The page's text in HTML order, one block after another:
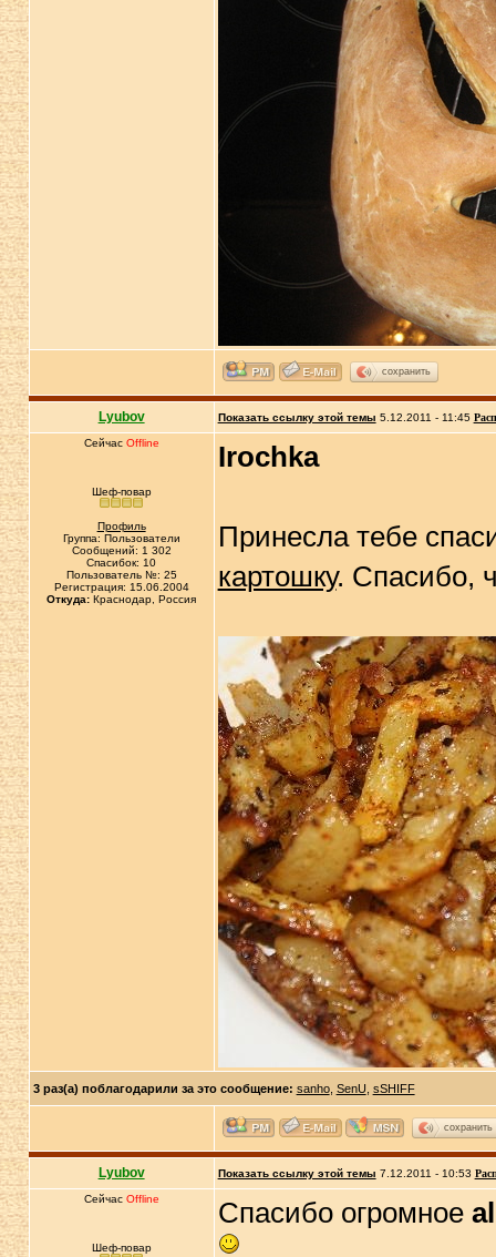
сохранить
Lyubov Показать ссылку этой темы 5.12.2011 - 11:45
Сейчас Offline
Шеф-повар
Профиль
Группа: Пользователи
Сообщений: 1 302
Спасибок: 10
Пользователь №: 25
Регистрация: 15.06.2004
Откуда: Краснодар, Россия
Irochka
Принесла тебе
картошку. Спасибо,
3 раз(а) поблагодарили за это сообщение: sanho, SenU sSHIFF
сохранить
Lyubov Показать ссылку этой темы 7.12.2011 - 10:53
Сейчас Offline
Шеф-повар
Спасибо огромное